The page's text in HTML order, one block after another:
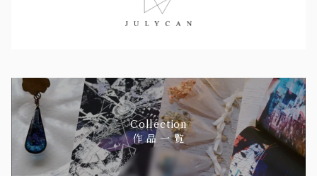
Collection
作 品 一 覧